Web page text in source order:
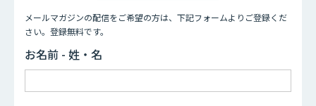
メールマガジンの配信をご希望の方は、下記フォームよりご登録くだ
さい。登録無料です。
お名前 - 姓・名